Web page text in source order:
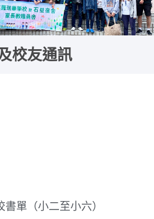
校友通訊
單（小二至小六）